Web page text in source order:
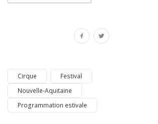
Cirque
Festival
Nouvelle-Aquitaine
Programmation estivale